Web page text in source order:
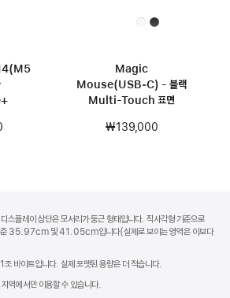
Magic
Mouse(USB‑C) - 블랙
Multi-Touch 표면
₩139,000
레이 상단은 모서리가 둥근 형태입니다. 직사각형 기준으로
준 35.97cm 및 41.05cm입니다(실제로 보이는 영역은 이보다
이트입니다. 실제 포맷된 용량은 더 적습니다.
에서만 이용할 수 있습니다.